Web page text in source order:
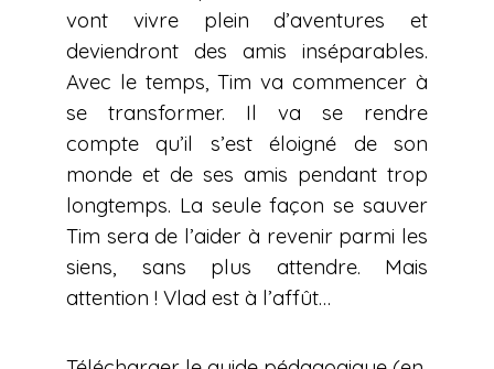
vont vivre plein d’aventures et
deviendront des amis inséparables.
Avec le temps, Tim va commencer à
se transformer. Il va se rendre
compte qu’il s’est éloigné de son
monde et de ses amis pendant trop
longtemps. La seule façon se sauver
Tim sera de l’aider à revenir parmi les
siens, sans plus attendre. Mais
attention ! Vlad est à l’affût…